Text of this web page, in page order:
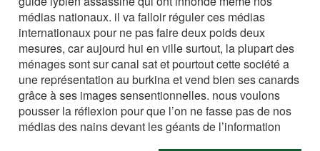
médias nationaux. il va falloir réguler ces médias
internationaux pour ne pas faire deux poids deux
mesures, car aujourd hui en ville surtout, la plupart des
ménages sont sur canal sat et pourtout cette société a
une représentation au burkina et vend bien ses canards
grâce à ses images sensentionnelles. nous voulons
pousser la réflexion pour que l’on ne fasse pas de nos
médias des nains devant les géants de l’information